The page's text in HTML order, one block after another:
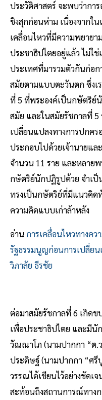
ประวัติศาสตร์ จะพบว่ากา
ชิงสุกก่อนห่าม เนื่องจากใ
เคลื่อนไหวที่มีความพยาย
ประชาธิปไตยอยู่แล้ว ไม่ใ
ประเทศที่มารวมตัวกันก่อ
สมัยตามแบบตะวันตก ซึ่งเ
ที่ 5 ที่พระองค์เป็นกษัตริย์
สมัย และในสมัยรัชกาลที่ 5
เปลี่ยนแปลงทางการปกคร
ประกอบไปด้วยเจ้านายแ
จำนวน 11 ราย และหลาย
กษัตริย์นักปฏิรูปด้วย จำเป็
ทรงเป็นกษัตริย์ที่มีแนวคิด
ความคิดแบบเก่าล้าหลัง
อ่าน การเคลื่อนไหวทางค
รัฐธรรมนูญก่อนการเปลี่ย
วิภาลัย ธีรชัย
ต่อมาสมัยรัชกาลที่ 6 เกิด
เพื่อประชาธิปไตย และมีนั
วัณณาโภ (นามปากกา “ต.
ประดิษฐ์ (นามปากกา “ศรี
วรรณได้เขียนไว้อย่างชัดเ
สะท้อนถึงสถานการณ์ทาง